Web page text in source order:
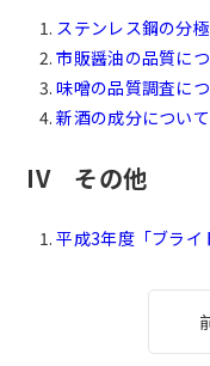
ステンレス鋼の分
市販醤油の品質に
味噌の品質調査に
新酒の成分について
IV その他
平成3年度「ブライ